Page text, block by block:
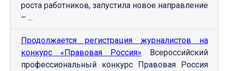
роста работников, запустила новое направление
– ...
Продолжается регистрация журналистов на
конкурс «Правовая Россия» Всероссийский
профессиональный конкурс Правовая Россия